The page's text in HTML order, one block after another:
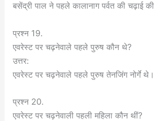
बसेंद्री पाल ने पहले कालानाग पर्वत की चढ़ाई
प्रश्न 19.
एवरेस्ट पर चढ़नेवाले पहले पुरुष कौन थे?
उत्तर:
एवरेस्ट पर चढ़नेवाले पहले पुरुष तेनजिंग नोर्गे थे।
प्रश्न 20.
एवरेस्ट पर चढ़नेवाली पहली महिला कौन थीं?